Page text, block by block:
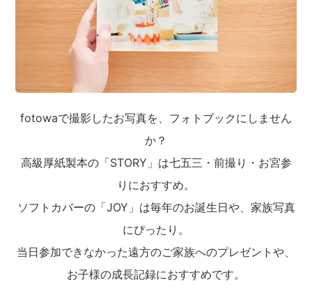
fotowaで撮影したお写真を、フォトブックにしません
か？
高級厚紙製本の「STORY」は七五三・前撮り・お宮参
りにおすすめ。
ソフトカバーの「JOY」は毎年のお誕生日や、家族写真
にぴったり。
当日参加できなかった遠方のご家族へのプレゼントや、
お子様の成長記録におすすめです。